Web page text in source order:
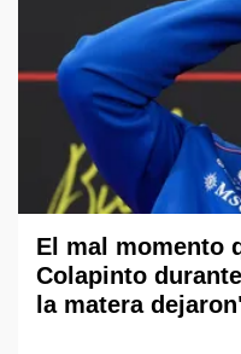
El mal momento
Colapinto
la matera